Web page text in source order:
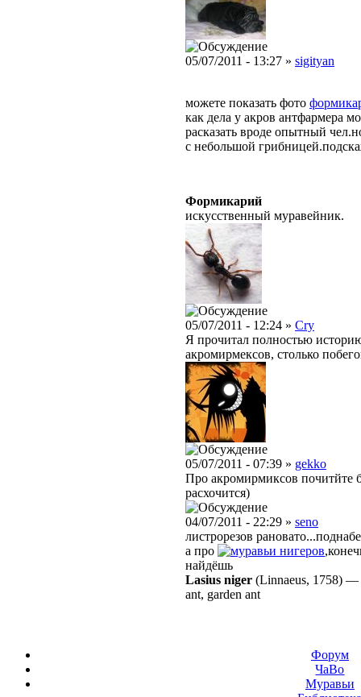
05/07/2011 - 13:27 » sigityan
можете показать фото
как дела у акров антфармера
расказать вроде опытный
с небольшой
Формикарий
искусственный муравейник.
05/07/2011 - 12:24 » Cry
Я прочитал полностью
акромирмексов, столько
05/07/2011 - 07:39 » gekko
Про акромирмиксов почитйте
расхочится)
04/07/2011 - 22:29 » seno
листрорезов
а про
нигеров
найдёшь
Lasius niger (Linnaeus, 1758) —
ant, garden ant
Форум
ЧаВо
Муравьи